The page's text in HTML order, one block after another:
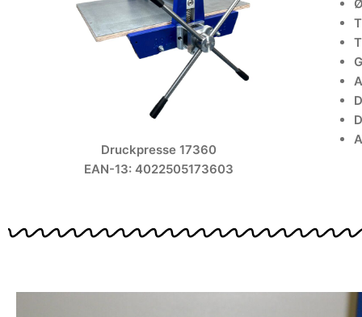
Druckpresse 17360
EAN-13: 4022505173603